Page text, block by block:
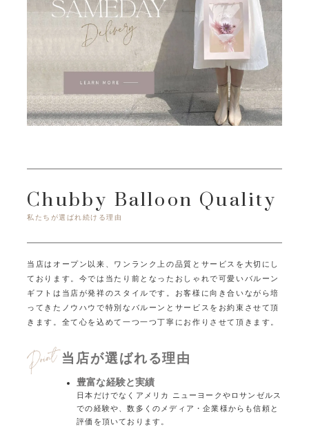
Chubby Balloon Quality
私たちが選ばれ続ける理由
当店はオープン以来、ワンランク上の品質とサービスを大切にし
ております。 今では当たり前となったおしゃれで可愛いバルーン
ギフトは当店が発祥のスタイルです。
お客様に向き合いながら培
ってきたノウハウで特別なバルーンとサービスをお約束させて頂
きます。 全て心を込めて一つ一つ丁寧にお作りさせて頂きます。
当店が選ばれる理由
豊富な経験と実績
日本だけでなくアメリカ ニューヨークやロサンゼルス
での経験や、数多くのメディア・企業様からも信頼と
評価を頂いております。